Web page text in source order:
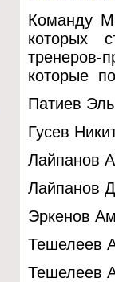
Команду
которых
которые
Патиев
Гусев
Лайпанов
Лайпанов
Эркенов
Тешелеев
Тешелеев